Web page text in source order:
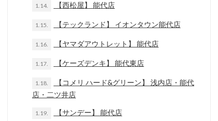
1.14. 【西松屋】 能代店
1.15. 【テックランド】 イオンタウン能代店
1.16. 【ヤマダアウトレット】 能代店
1.17. 【ケーズデンキ】 能代東店
1.18.
【コメリ ハード&グリーン】 浅内店・能代
店・二ツ井店
1.19. 【サンデー】 能代店